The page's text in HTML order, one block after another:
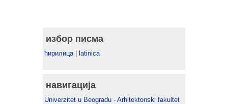
избор писма
ћирилица| latinica
навигација
Univerzitet u Beogradu - Arhitektonski fakultet